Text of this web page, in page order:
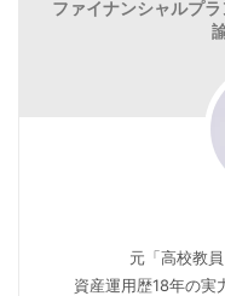
ファイナンシャルプ
元「高校教
資産運用歴18年の実